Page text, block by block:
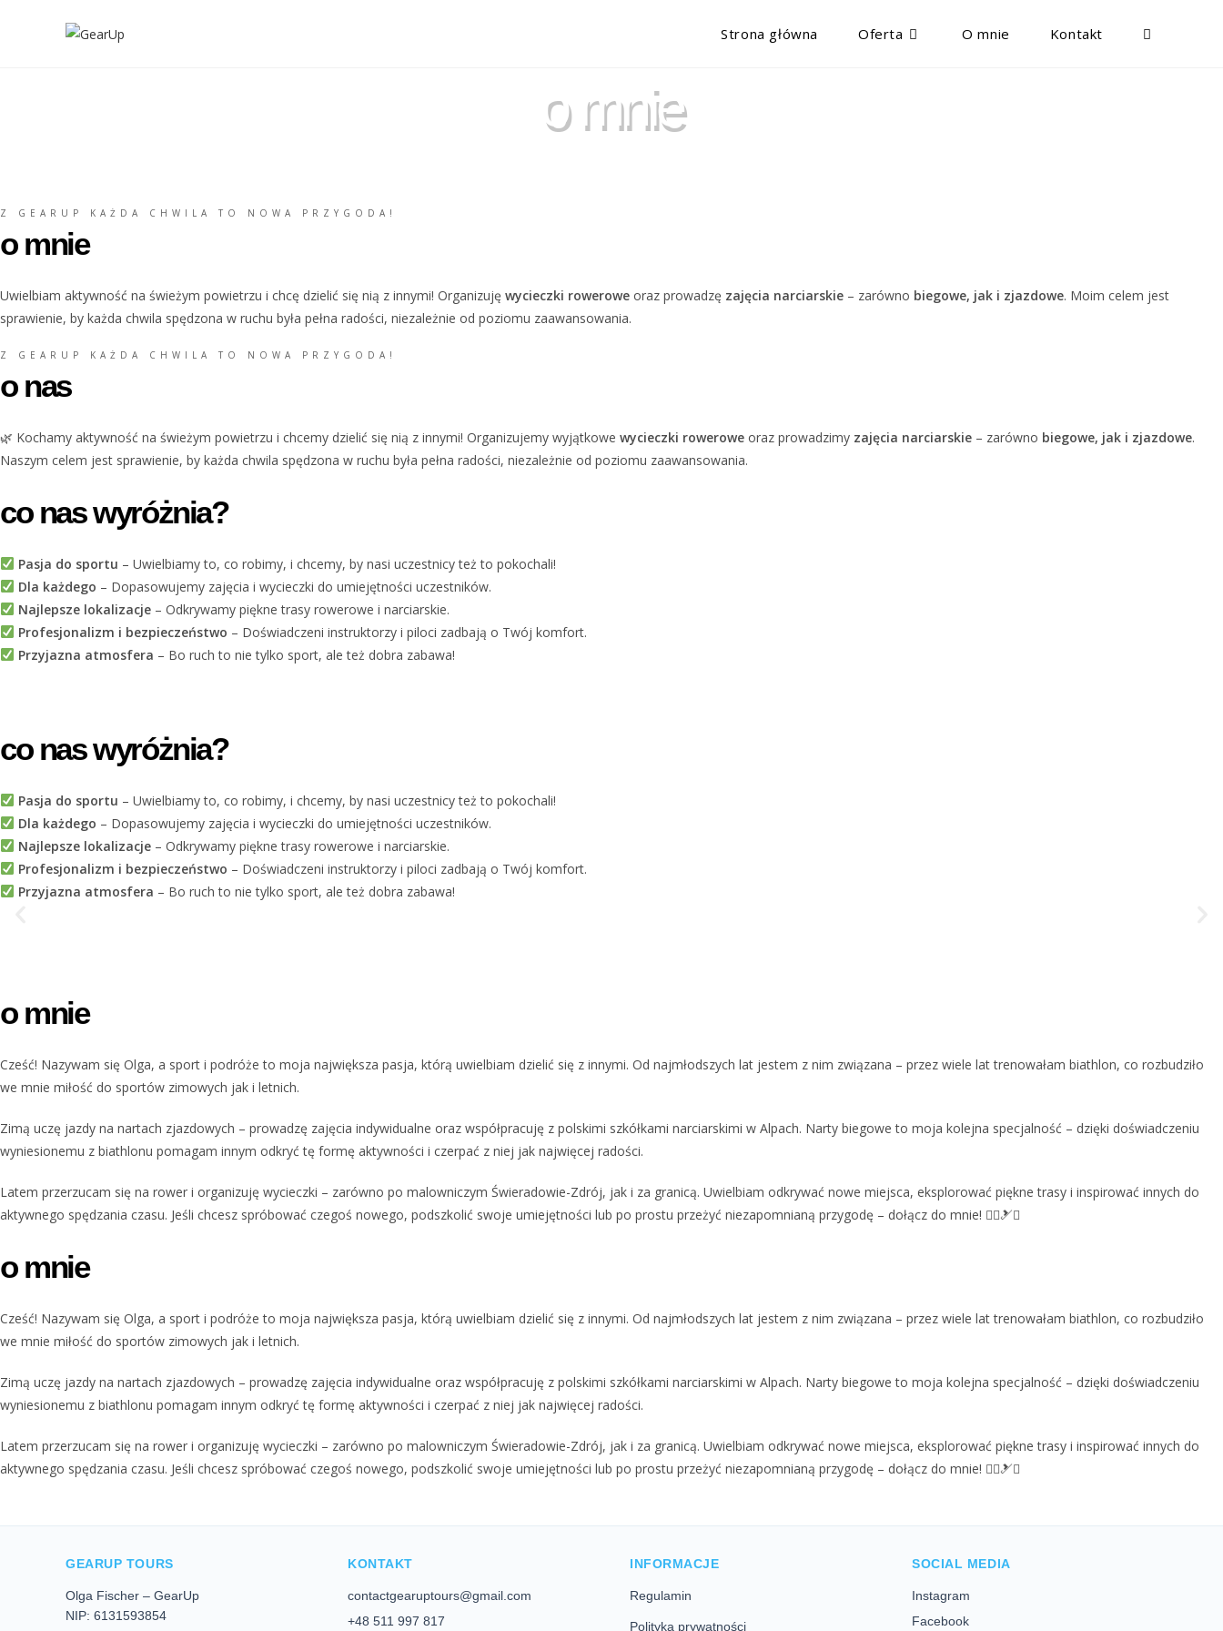
Strona główna Oferta O mnie Kontakt Toggle
o mnie
Z GEARUP KAŻDA CHWILA TO NOWA PRZYGODA!
o mnie
Uwielbiam aktywność na świeżym powietrzu i chcę dzielić się nią z innymi! Organizuję wycieczki rowerowe oraz prowadzę zajęcia narciarskie – zarówno biegowe, jak i zjazdowe. Moim celem jest
sprawienie, by każda chwila spędzona w ruchu była pełna radości, niezależnie od poziomu zaawansowania.
Z GEARUP KAŻDA CHWILA TO NOWA PRZYGODA!
o nas
🌿 Kochamy aktywność na świeżym powietrzu i chcemy dzielić się nią z innymi! Organizujemy wyjątkowe wycieczki rowerowe oraz prowadzimy zajęcia narciarskie – zarówno biegowe, jak i zjazdowe.
Naszym celem jest sprawienie, by każda chwila spędzona w ruchu była pełna radości, niezależnie od poziomu zaawansowania.
co nas wyróżnia?
Pasja do sportu – Uwielbiamy to, co robimy, i chcemy, by nasi uczestnicy też to pokochali!
Dla każdego – Dopasowujemy zajęcia i wycieczki do umiejętności uczestników.
Najlepsze lokalizacje– Odkrywamy piękne trasy rowerowe i narciarskie.
Profesjonalizm i bezpieczeństwo – Doświadczeni instruktorzy i piloci zadbają o Twój komfort.
Przyjazna atmosfera – Bo ruch to nie tylko sport, ale też dobra zabawa!
co nas wyróżnia?
Pasja do sportu – Uwielbiamy to, co robimy, i chcemy, by nasi uczestnicy też to pokochali!
Dla każdego – Dopasowujemy zajęcia i wycieczki do umiejętności uczestników.
Najlepsze lokalizacje– Odkrywamy piękne trasy rowerowe i narciarskie.
Profesjonalizm i bezpieczeństwo – Doświadczeni instruktorzy i piloci zadbają o Twój komfort.
Przyjazna atmosfera – Bo ruch to nie tylko sport, ale też dobra zabawa!
o mnie
Cześć! Nazywam się Olga, a sport i podróże to moja największa pasja, którą uwielbiam dzielić się z innymi. Od najmłodszych lat jestem z nim związana – przez wiele lat trenowałam biathlon, co rozbudziło
we mnie miłość do sportów zimowych jak i letnich.
Zimą uczę jazdy na nartach zjazdowych – prowadzę zajęcia indywidualne oraz współpracuję z polskimi szkółkami narciarskimi w Alpach. Narty biegowe to moja kolejna specjalność – dzięki doświadczeniu
wyniesionemu z biathlonu pomagam innym odkryć tę formę aktywności i czerpać z niej jak najwięcej radości.
Latem przerzucam się na rower i organizuję wycieczki – zarówno po malowniczym Świeradowie-Zdrój, jak i za granicą. Uwielbiam odkrywać nowe miejsca, eksplorować piękne trasy i inspirować innych do
aktywnego spędzania czasu. Jeśli chcesz spróbować czegoś nowego, podszkolić swoje umiejętności lub po prostu przeżyć niezapomnianą przygodę – dołącz do mnie! 🚴‍♀️🎿✨
o mnie
Cześć! Nazywam się Olga, a sport i podróże to moja największa pasja, którą uwielbiam dzielić się z innymi. Od najmłodszych lat jestem z nim związana – przez wiele lat trenowałam biathlon, co rozbudziło
we mnie miłość do sportów zimowych jak i letnich.
Zimą uczę jazdy na nartach zjazdowych – prowadzę zajęcia indywidualne oraz współpracuję z polskimi szkółkami narciarskimi w Alpach. Narty biegowe to moja kolejna specjalność – dzięki doświadczeniu
wyniesionemu z biathlonu pomagam innym odkryć tę formę aktywności i czerpać z niej jak najwięcej radości.
Latem przerzucam się na rower i organizuję wycieczki – zarówno po malowniczym Świeradowie-Zdrój, jak i za granicą. Uwielbiam odkrywać nowe miejsca, eksplorować piękne trasy i inspirować innych do
aktywnego spędzania czasu. Jeśli chcesz spróbować czegoś nowego, podszkolić swoje umiejętności lub po prostu przeżyć niezapomnianą przygodę – dołącz do mnie! 🚴‍♀️🎿✨
GEARUP TOURS
Olga Fischer – GearUp
NIP: 6131593854
KONTAKT
contactgearuptours@gmail.com
+48 511 997 817
INFORMACJE
Regulamin
Polityka prywatności
SOCIAL MEDIA
Instagram
Facebook